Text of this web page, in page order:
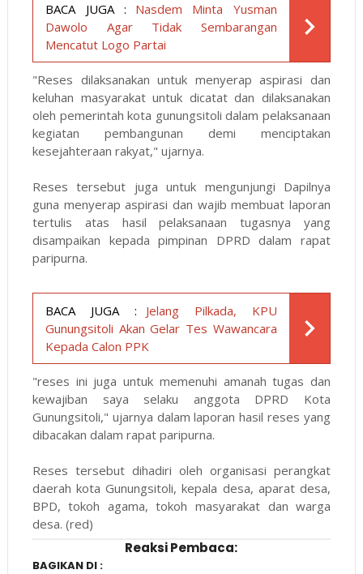
BACA JUGA :
Nasdem Minta Yusman
Dawolo Agar Tidak Sembarangan
Mencatut Logo Partai
"Reses dilaksanakan untuk menyerap aspirasi dan
keluhan masyarakat untuk dicatat dan dilaksanakan
oleh pemerintah kota gunungsitoli dalam pelaksanaan
kegiatan pembangunan demi menciptakan
kesejahteraan rakyat," ujarnya.
Reses tersebut juga untuk mengunjungi Dapilnya
guna menyerap aspirasi dan wajib membuat laporan
tertulis atas hasil pelaksanaan tugasnya yang
disampaikan kepada pimpinan DPRD dalam rapat
paripurna.
BACA JUGA :
Jelang Pilkada, KPU
Gunungsitoli Akan Gelar Tes Wawancara
Kepada Calon PPK
"reses ini juga untuk memenuhi amanah tugas dan
kewajiban saya selaku anggota DPRD Kota
Gunungsitoli," ujarnya dalam laporan hasil reses yang
dibacakan dalam rapat paripurna.
Reses tersebut dihadiri oleh organisasi perangkat
daerah kota Gunungsitoli, kepala desa, aparat desa,
BPD, tokoh agama, tokoh masyarakat dan warga
desa. (red)
Reaksi Pembaca:
BAGIKAN DI :